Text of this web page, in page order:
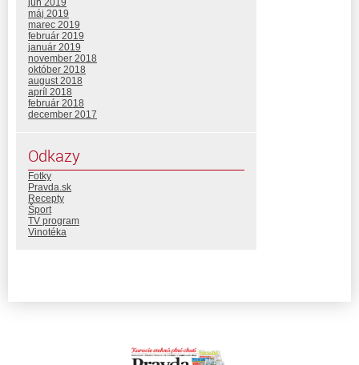
jún 2019
máj 2019
marec 2019
február 2019
január 2019
november 2018
október 2018
august 2018
apríl 2018
február 2018
december 2017
Odkazy
Fotky
Pravda.sk
Recepty
Šport
TV program
Vinotéka